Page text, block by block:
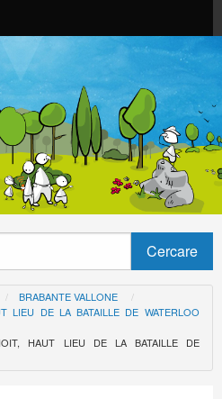
BRABANTE VALLONE
LIEU DE LA BATAILLE DE WATERLOO
HAUT LIEU DE LA BATAILLE DE